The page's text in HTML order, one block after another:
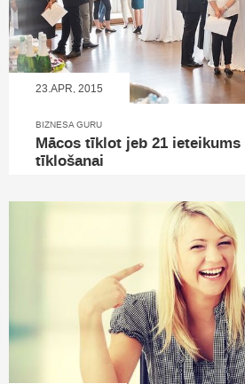
23.APR, 2015
BIZNESA GURU
Mācos tīklot jeb 21
tīklošanai